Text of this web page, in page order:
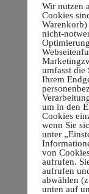
Wir nutzen
Cookies
nicht-
umfasst die
Ihrem
um in den
Cookies
wenn Sie
unter
von
aufrufen.
aufrufen
abwählen
unten auf